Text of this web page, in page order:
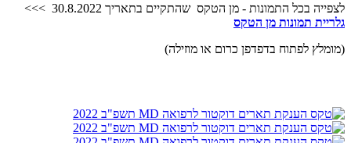
לצפייה בכל התמונות - מן הטקס שהתקיים בתאריך 30.8.2022 >>>
גלריית תמונות מן הטקס
(מומלץ לפתוח בדפדפן כרום או מוזילה)